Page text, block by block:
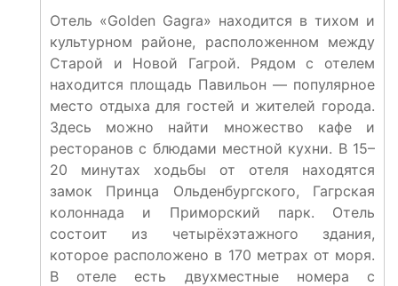
Отель «Golden Gagra» находится в тихом и
культурном районе, расположенном между
Старой и Новой Гагрой. Рядом с отелем
находится площадь Павильон — популярное
место отдыха для гостей и жителей города.
Здесь можно найти множество кафе и
ресторанов с блюдами местной кухни. В 15–
20 минутах ходьбы от отеля находятся
замок Принца Ольденбургского, Гагрская
колоннада и Приморский парк. Отель
состоит из четырёхэтажного здания,
которое расположено в 170 метрах от моря.
В отеле есть двухместные номера с